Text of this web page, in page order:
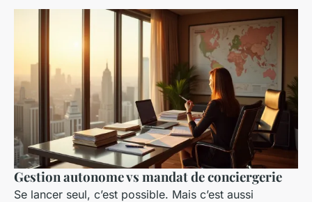
Gestion autonome vs mandat de conciergerie
Se lancer seul, c’est possible. Mais c’est aussi